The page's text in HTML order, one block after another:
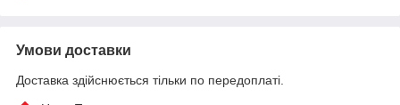
Умови доставки
Доставка здійснюється тільки по передоплаті.